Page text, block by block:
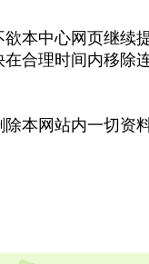
本中心网页继续
合理时间内移除
本网站内一切资